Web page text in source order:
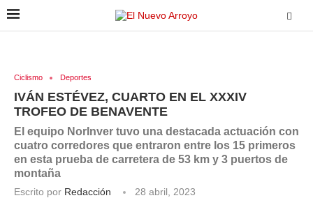
Ciclismo Deportes
IVÁN ESTÉVEZ, CUARTO EN EL XXXIV
TROFEO DE BENAVENTE
El equipo NorInver tuvo una destacada actuación con
cuatro corredores que entraron entre los 15 primeros
en esta prueba de carretera de 53 km y 3 puertos de
montaña
Escrito por Redacción 28 abril, 2023